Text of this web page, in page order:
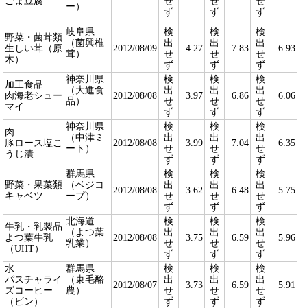
ー）
ず
ず
ず
野菜・菌茸類
生しい茸（原
木）
岐阜県
（菌興椎
茸）
2012/08/09
検
出
せ
ず
4.27
検
出
せ
ず
7.83
検
出
せ
ず
6.93
加工食品
肉海老シュー
マイ
神奈川県
（大進食
品）
2012/08/08
検
出
せ
ず
3.97
検
出
せ
ず
6.86
検
出
せ
ず
6.06
肉
豚ロース塩こ
うじ漬
神奈川県
（中津ミ
ート）
2012/08/08
検
出
せ
ず
3.99
検
出
せ
ず
7.04
検
出
せ
ず
6.35
野菜・果菜類
キャベツ
群馬県
（ベジコ
ープ）
2012/08/08
検
出
せ
ず
3.62
検
出
せ
ず
6.48
検
出
せ
ず
5.75
牛乳・乳製品
よつ葉牛乳
（UHT）
北海道
（よつ葉
乳業）
2012/08/08
検
出
せ
ず
3.75
検
出
せ
ず
6.59
検
出
せ
ず
5.96
水
パスチャライ
ズコーヒー
（ビン）
群馬県
（東毛酪
農）
2012/08/07
検
出
せ
ず
3.73
検
出
せ
ず
6.59
検
出
せ
ず
5.91